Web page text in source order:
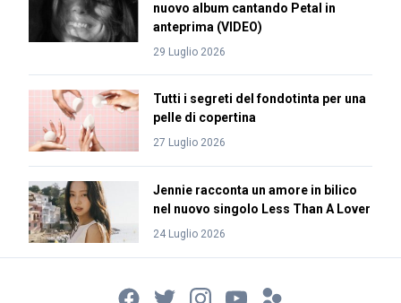
nuovo album cantando Petal in
anteprima (VIDEO)
29 Luglio 2026
Tutti i segreti del fondotinta per una
pelle di copertina
27 Luglio 2026
Jennie racconta un amore in bilico
nel nuovo singolo Less Than A Lover
24 Luglio 2026